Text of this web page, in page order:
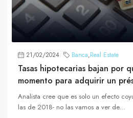
21/02/2024 Banca,Real Estate
Tasas hipotecarias bajan por
momento para adquirir un
Analista cree que es solo un efecto
las de 2018- no las vamos a ver de...